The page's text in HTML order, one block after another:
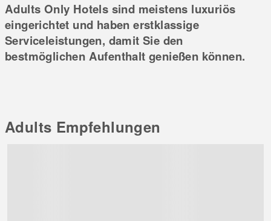
Adults Only Hotels sind meistens luxuriös
eingerichtet und haben erstklassige
Serviceleistungen, damit Sie den
bestmöglichen Aufenthalt genießen können.
Adults Empfehlungen